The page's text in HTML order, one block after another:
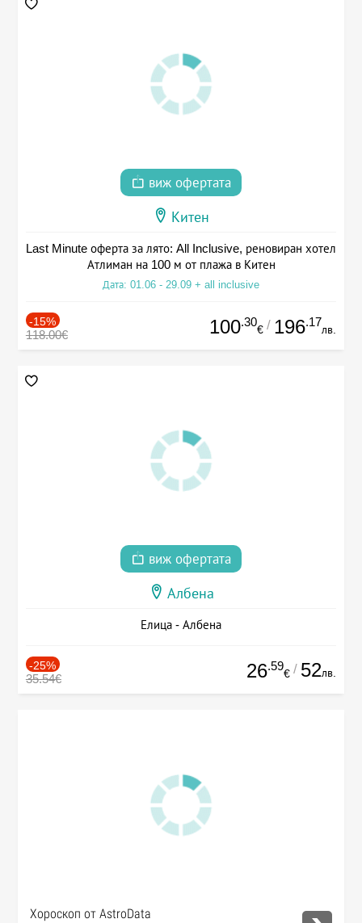
виж офертата
Китен
Last Minute оферта за лято: All Inclusive, реновиран хотел
Атлиман на 100 м от плажа в Китен
Дата: 01.06 - 29.09 + all inclusive
-15%
118.00€ 100.30
€ / 196.17
лв.
виж офертата
Албена
Елица - Албена
-25%
35.54€ 26.59
€ / 52лв.
Хороскоп от AstroData